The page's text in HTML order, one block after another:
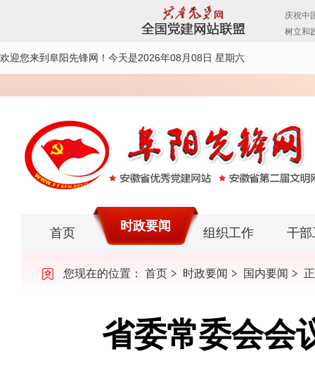
欢迎您来到阜阳先锋网！ 今天是2026年08月08日 星期六
首页 时政要闻 组织工作 干部
您现在的位置： 首页 时政要闻 国内要闻
省委常委会会